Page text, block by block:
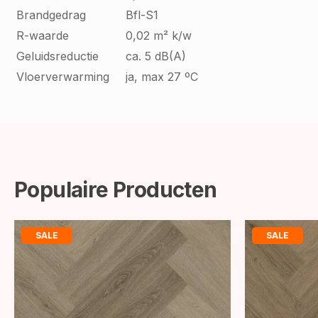
Brandgedrag
Bfl-S1
R-waarde
0,02 m² k/w
Geluidsreductie
ca. 5 dB(A)
Vloerverwarming
ja, max 27 ºC
Populaire Producten
SALE SALE